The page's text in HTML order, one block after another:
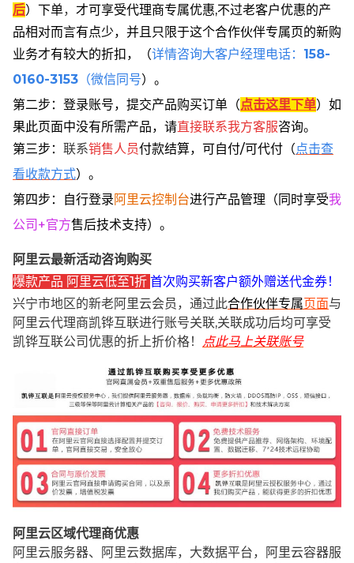
后） 下单， 才可享受代理商专属优惠,不过老客户优惠的产
品相对而言有点少，并且只限于这个合作伙伴专属页的新购
业务才有较大的折扣，
（详情咨询大客户经理电话： 158-
0160-3153 （微信同号）。
第二步：登录账号，提交产品购买订单（点击这里下单） 如
果此页面中没有所需产品，请直接联系我方客服咨询。
第三步： 联系销售人员付款结算，可自付/可代付（点击查
看收款方式）。
第四步：自行登录阿里云控制台进行产品管理（同时享受我
公司+官方售后技术支持）。
阿里云最新活动咨询购买
爆款产品 阿里云低至1折 首次购买新客户额外赠送代金券！
兴宁市地区的新老阿里云会员，通过此合作伙伴专属页面与
阿里云代理商凯铧互联进行账号关联,关联成功后均可享受
凯铧互联公司优惠的折上折价格！
点此马上关联账号
阿里云区域代理商优惠
阿里云服务器、阿里云数据库，大数据平台，阿里云容器服